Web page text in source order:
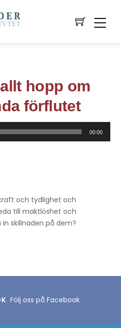
hopp om
förflutet
00:00
och tydlighet och
till maktlöshet och
in skillnaden på dem?
Följ oss på Facebook